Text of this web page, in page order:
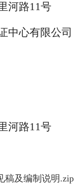
河路11号
中心有限公司
河路11号
稿及编制说明.zip